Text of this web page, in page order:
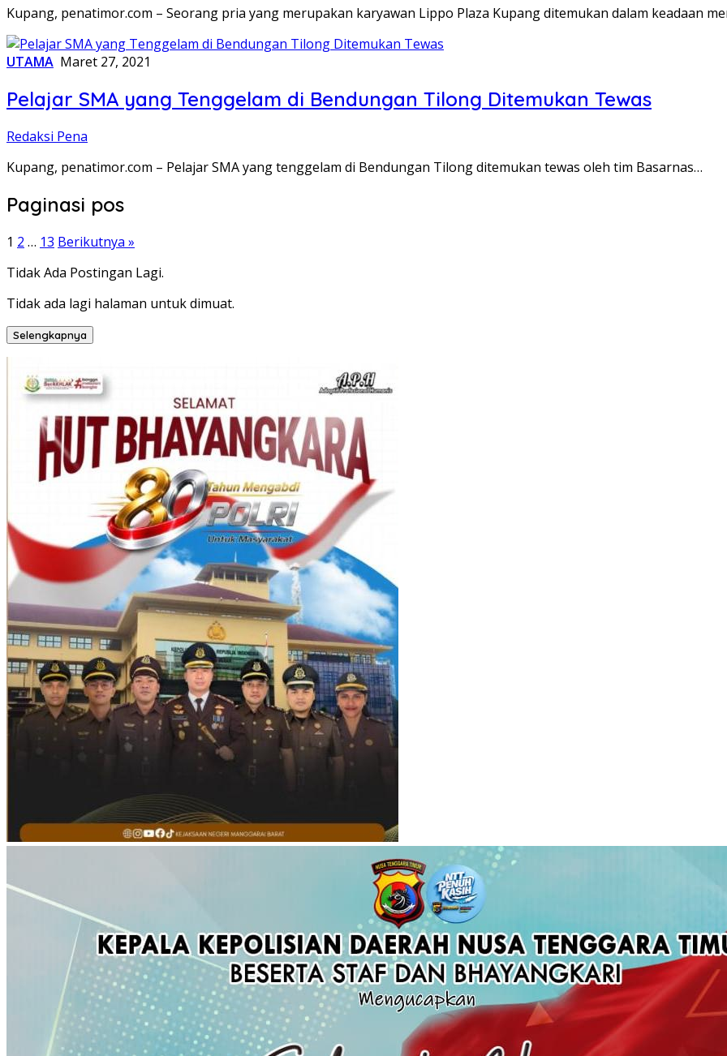
Kupang, penatimor.com – Seorang pria yang merupakan karyawan Lippo Plaza Kupang ditemukan dalam keadaan
UTAMA Maret 27, 2021
Pelajar SMA yang Tenggelam di Bendungan Tilong Ditemukan Tewas
Redaksi Pena
Kupang, penatimor.com – Pelajar SMA yang tenggelam di Bendungan Tilong ditemukan tewas oleh tim Basarnas…
Paginasi pos
1 2 … 13 Berikutnya »
Tidak Ada Postingan Lagi.
Tidak ada lagi halaman untuk dimuat.
Selengkapnya